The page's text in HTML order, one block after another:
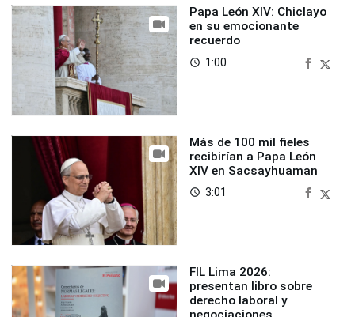
Papa León XIV: Chiclayo
en su emocionante
recuerdo
access_time 1:00
Más de 100 mil fieles
recibirían a Papa León
XIV en Sacsayhuaman
access_time 3:01
FIL Lima 2026:
presentan libro sobre
derecho laboral y